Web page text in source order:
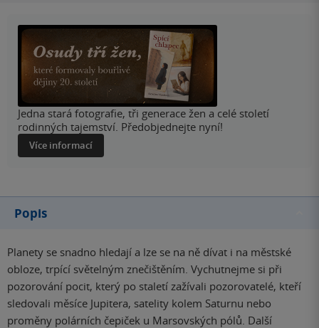
Jedna stará fotografie, tři generace žen a celé století
rodinných tajemství. Předobjednejte nyní!
Více informací
Popis
Planety se snadno hledají a lze se na ně dívat i na městské
obloze, trpící světelným znečištěním. Vychutnejme si při
pozorování pocit, který po staletí zažívali pozorovatelé, kteří
sledovali měsíce Jupitera, satelity kolem Saturnu nebo
proměny polárních čepiček u Marsovských pólů. Další